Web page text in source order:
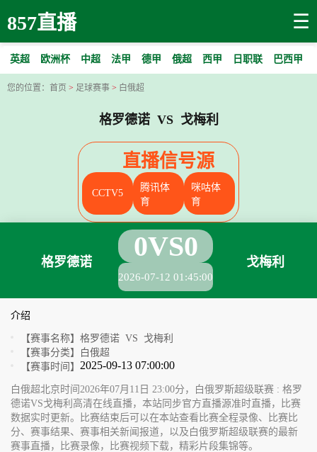
857直播 ☰
英超 欧洲杯 中超 法甲 德甲 俄超 西甲 日职联 巴西甲
您的位置： 首页 > 足球赛事 > 白俄超
格罗德诺 VS 戈梅利
直播信号源
CCTV5
腾讯体
育
咪咕体
育
格罗德诺 0VS0
2026-07-12 01:45:00
戈梅利
介绍
【赛事名称】 格罗德诺 VS 戈梅利
【赛事分类】
白俄超
【赛事时间】 2025-09-13 07:00:00
白俄超北京时间2026年07月11日 23:00分，白俄罗斯超级联赛 : 格罗
德诺VS戈梅利高清在线直播，本站同步官方直播源准时直播，比赛
数据实时更新。比赛结束后可以在本站查看比赛全程录像、比赛比
分、赛事结果、赛事相关新闻报道，以及白俄罗斯超级联赛的最新
赛事直播，比赛录像，比赛视频下载，精彩片段集锦等。